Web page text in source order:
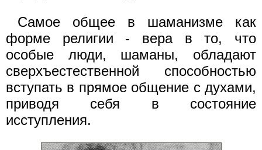
Самое общее в шаманизме как
форме религии - вера в то, что
особые люди, шаманы, обладают
сверхъестественной способностью
вступать в прямое общение с духами,
приводя себя в состояние
исступления.